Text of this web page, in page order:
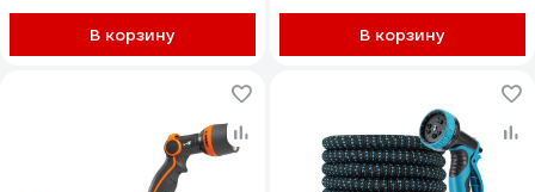
В корзину В корзину